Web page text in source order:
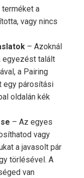
terméket a
vagy nincs
– Azoknál
egyezést talált
a Pairing
egy párosítási
oldalán kék
– Az egyes
vagy
a javasolt pár
törlésével. A
van